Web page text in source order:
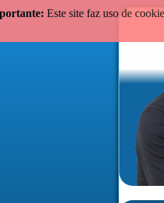
Este site faz uso de